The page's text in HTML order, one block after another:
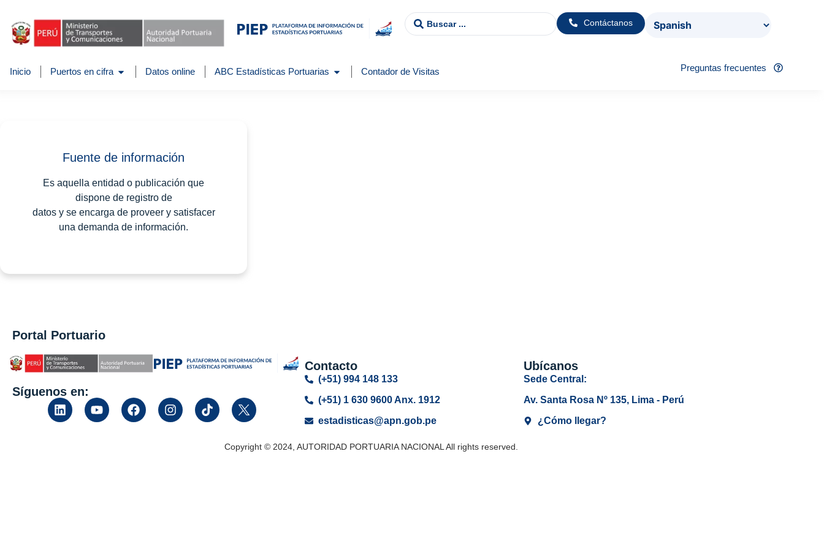
Contáctanos
Inicio Puertos en cifra Datos online ABC Estadísticas Portuarias Contador de Visitas Preguntas frecuentes
Fuente de información
Es aquella entidad o publicación que
dispone de registro de
datos y se encarga de proveer y satisfacer
una demanda de información.
Portal Portuario
Síguenos en:
Contacto
(+51) 994 148 133
(+51) 1 630 9600 Anx. 1912
estadisticas@apn.gob.pe
Ubícanos
Sede Central:
Av. Santa Rosa Nº 135, Lima - Perú
¿Cómo llegar?
Copyright © 2024, AUTORIDAD PORTUARIA NACIONAL All rights reserved.